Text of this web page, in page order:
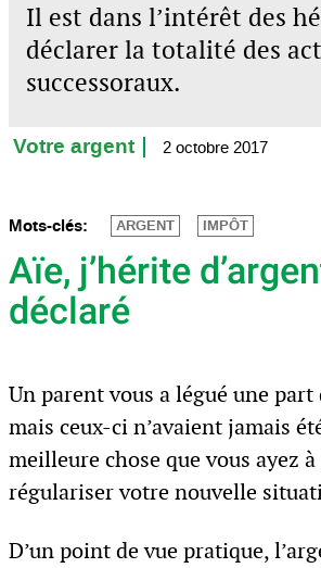
Il est dans l’intérêt des
déclarer la totalité des
successoraux.
Votre argent 2 octobre 2017
Mots-clés: ARGENT IMPÔT
Aïe, j’hérite
déclaré
Un parent vous a légué une part
mais ceux-ci n’avaient jamais
meilleure chose que vous ayez
régulariser votre nouvelle
D’un point de vue pratique,